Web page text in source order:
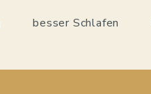
besser Schlafen